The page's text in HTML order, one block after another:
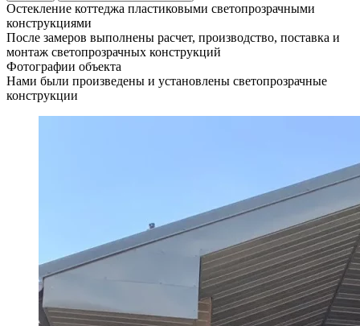
Остекление коттеджа пластиковыми светопрозрачными
конструкциями
После замеров выполнены расчет, производство, поставка и
монтаж светопрозрачных конструкций
Фотографии объекта
Нами были произведены и установлены светопрозрачные
конструкции